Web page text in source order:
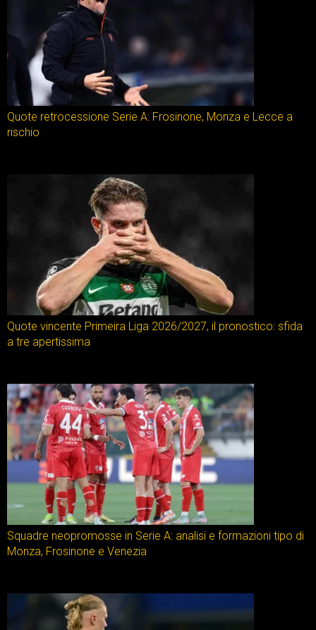
Quote retrocessione Serie A: Frosinone, Monza e Lecce a
rischio
Quote vincente Primeira Liga 2026/2027, il pronostico: sfida
a tre apertissima
Squadre neopromosse in Serie A: analisi e formazioni tipo di
Monza, Frosinone e Venezia